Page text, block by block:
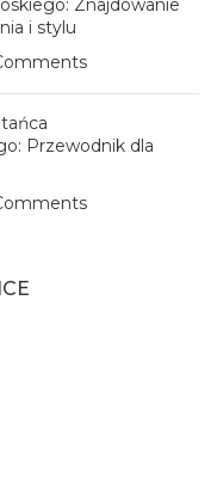
Znajdowanie
i stylu
Przewodnik dla